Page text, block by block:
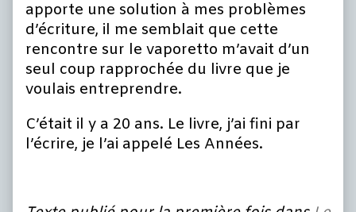
apporte une solution à mes problèmes
d’écriture, il me semblait que cette
rencontre sur le vaporetto m’avait d’un
seul coup rapprochée du livre que je
voulais entreprendre.
C’était il y a 20 ans. Le livre, j’ai fini par
l’écrire, je l’ai appelé Les Années.